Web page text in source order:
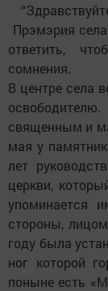
Прэмэрия
ответить,
сомнения.
В центре села
священным и
мая у
лет
церкви,
стороны,
году была
ног которой
поныне есть